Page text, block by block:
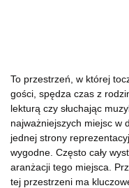
To przestrzeń, w której
gości, spędza czas z
lekturą czy słuchając
najważniejszych miejsc w
jednej strony
wygodne. Często cały
aranżacji tego miejsca.
tej przestrzeni ma